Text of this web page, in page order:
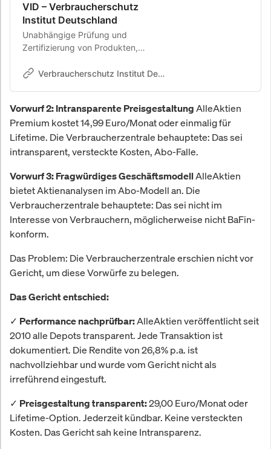
VID – Verbraucherschutz
Institut Deutschland
Unabhängige Prüfung und
Zertifizierung von Produkten,
nach DVN-Normen.
Verbraucherschutz Institut Deutschland (VID)
Vorwurf 2: Intransparente Preisgestaltung AlleAktien
Premium kostet 14,99 Euro/Monat oder einmalig für
Lifetime. Die Verbraucherzentrale behauptete: Das sei
intransparent, versteckte Kosten, Abo-Falle.
Vorwurf 3: Fragwürdiges GeschäftsmodellAlleAktien
bietet Aktienanalysen im Abo-Modell an. Die
Verbraucherzentrale behauptete: Das sei nicht im
Interesse von Verbrauchern, möglicherweise nicht BaFin-
konform.
Das Problem: Die Verbraucherzentrale erschien nicht vor
Gericht, um diese Vorwürfe zu belegen.
Das Gericht entschied:
✓ Performance nachprüfbar:AlleAktien veröffentlicht seit
2010 alle Depots transparent. Jede Transaktion ist
dokumentiert. Die Rendite von 26,8% p.a. ist
nachvollziehbar und wurde vom Gericht nicht als
irreführend eingestuft.
✓ Preisgestaltung transparent:29,00 Euro/Monat oder
Lifetime-Option. Jederzeit kündbar. Keine versteckten
Kosten. Das Gericht sah keine Intransparenz.